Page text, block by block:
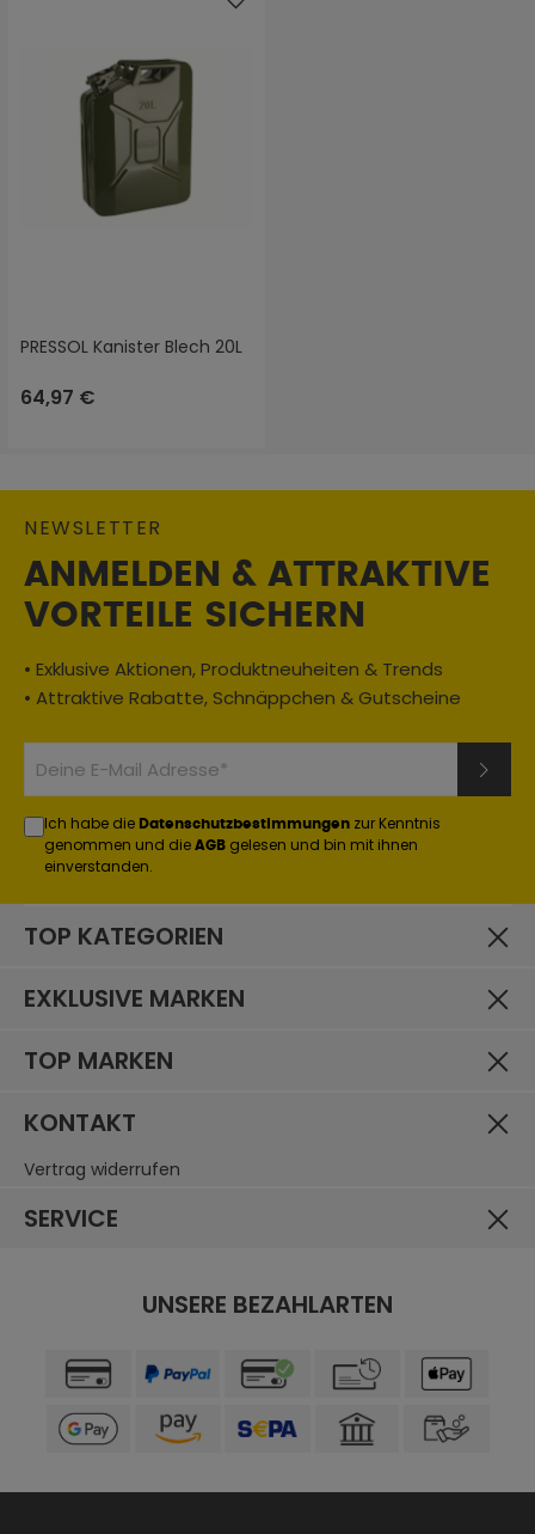
PRESSOL Kanister Blech 20L
64,97 €
NEWSLETTER
ANMELDEN & ATTRAKTIVE
VORTEILE SICHERN
• Exklusive Aktionen, Produktneuheiten & Trends
• Attraktive Rabatte, Schnäppchen & Gutscheine
Ich habe die Datenschutzbestimmungen zur Kenntnis
genommen und die AGB gelesen und bin mit ihnen
einverstanden.
TOP KATEGORIEN
EXKLUSIVE MARKEN
TOP MARKEN
KONTAKT
Vertrag widerrufen
SERVICE
UNSERE BEZAHLARTEN